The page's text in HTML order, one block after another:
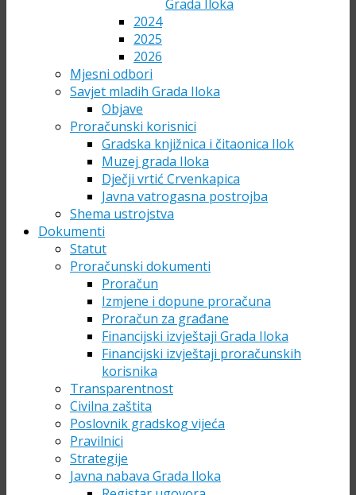
Grada Iloka
2024
2025
2026
Mjesni odbori
Savjet mladih Grada Iloka
Objave
Proračunski korisnici
Gradska knjižnica i čitaonica Ilok
Muzej grada Iloka
Dječji vrtić Crvenkapica
Javna vatrogasna postrojba
Shema ustrojstva
Dokumenti
Statut
Proračunski dokumenti
Proračun
Izmjene i dopune proračuna
Proračun za građane
Financijski izvještaji Grada Iloka
Financijski izvještaji proračunskih
korisnika
Transparentnost
Civilna zaštita
Poslovnik gradskog vijeća
Pravilnici
Strategije
Javna nabava Grada Iloka